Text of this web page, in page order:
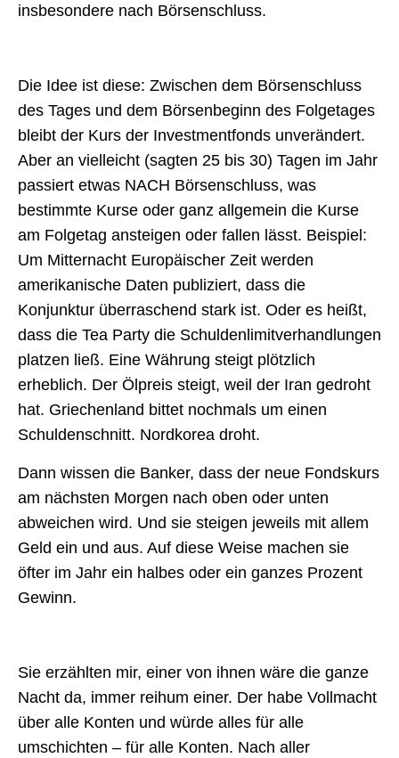
insbesondere nach Börsenschluss.
Die Idee ist diese: Zwischen dem Börsenschluss
des Tages und dem Börsenbeginn des Folgetages
bleibt der Kurs der Investmentfonds unverändert.
Aber an vielleicht (sagten 25 bis 30) Tagen im Jahr
passiert etwas NACH Börsenschluss, was
bestimmte Kurse oder ganz allgemein die Kurse
am Folgetag ansteigen oder fallen lässt. Beispiel:
Um Mitternacht Europäischer Zeit werden
amerikanische Daten publiziert, dass die
Konjunktur überraschend stark ist. Oder es heißt,
dass die Tea Party die Schuldenlimitverhandlungen
platzen ließ. Eine Währung steigt plötzlich
erheblich. Der Ölpreis steigt, weil der Iran gedroht
hat. Griechenland bittet nochmals um einen
Schuldenschnitt. Nordkorea droht.
Dann wissen die Banker, dass der neue Fondskurs
am nächsten Morgen nach oben oder unten
abweichen wird. Und sie steigen jeweils mit allem
Geld ein und aus. Auf diese Weise machen sie
öfter im Jahr ein halbes oder ein ganzes Prozent
Gewinn.
Sie erzählten mir, einer von ihnen wäre die ganze
Nacht da, immer reihum einer. Der habe Vollmacht
über alle Konten und würde alles für alle
umschichten – für alle Konten. Nach aller